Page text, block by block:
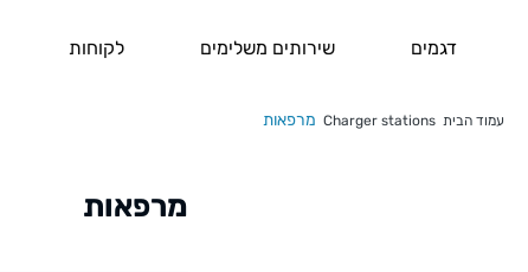
דגמים שירותים משלימים לקוחות
עמוד הבית Charger stations מרפאות
מרפאות